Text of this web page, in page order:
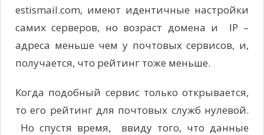
estismail.com, имеют идентичные настройки
самих серверов, но возраст домена и IP –
адреса меньше чем у почтовых сервисов, и,
получается, что рейтинг тоже меньше.
Когда подобный сервис только открывается,
то его рейтинг для почтовых служб нулевой.
Но спустя время, ввиду того, что данные